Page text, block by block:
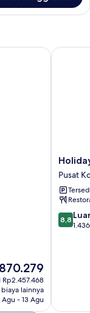
Rp2.457.468
lainnya
Agu - 13 Agu
Holiday
Inn
Lisbon
by
IHG
Pusat
Pusat
8.8
dari
8,8
Holiday